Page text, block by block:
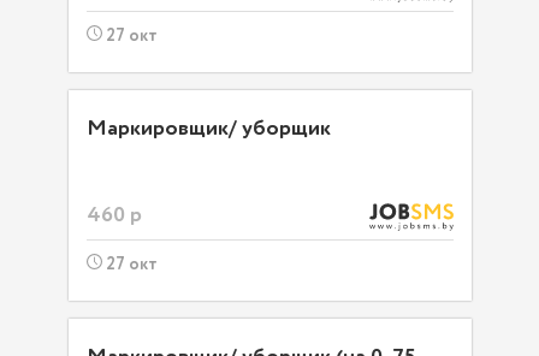
27 окт
Маркировщик/ уборщик
460 р
27 окт